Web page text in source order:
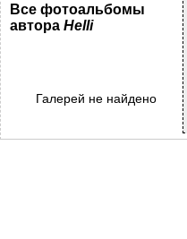
Все фотоальбомы
автора Helli
Галерей не найдено